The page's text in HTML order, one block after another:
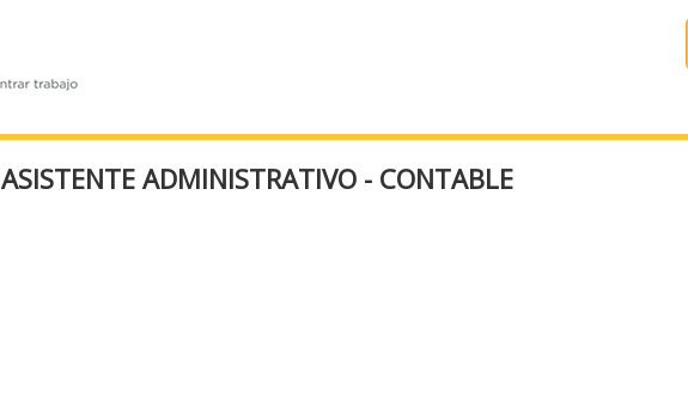
ASISTENTE ADMINISTRATIVO - CONTABLE